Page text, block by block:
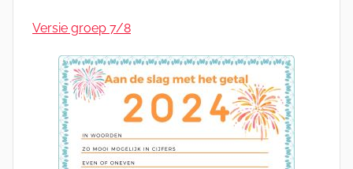
Versie groep 7/8